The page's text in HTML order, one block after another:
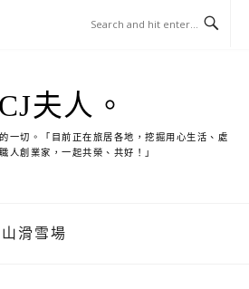
夫人。
一切。「目前正在旅居各地，挖掘用心生活、處
人創業家，一起共榮、共好！」
滑雪場